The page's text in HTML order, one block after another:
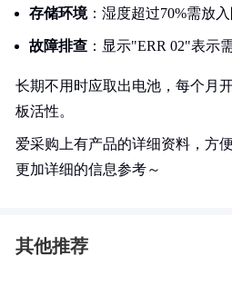
存储环境：湿度超过70%需放
故障排查 ：显示"ERR 02"表示
长期不用时应取出电池，每个月
板活性。
爱采购上有产品的详细资料，方
更加详细的信息参考～
其他推荐